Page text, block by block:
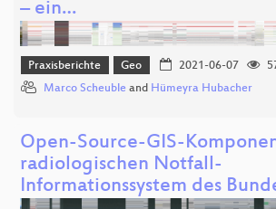
– ein…
Praxisberichte Geo 2021-06-07
Marco Scheuble and Hümeyra Hubacher
Open-Source-GIS-
radiologischen Notfall-
Informationssystem des